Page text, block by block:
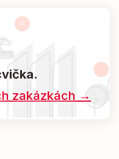
zakázkách →